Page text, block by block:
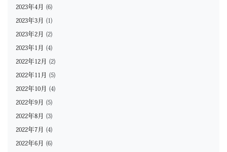
2023年4月 (6)
2023年3月 (1)
2023年2月 (2)
2023年1月 (4)
2022年12月 (2)
2022年11月 (5)
2022年10月 (4)
2022年9月 (5)
2022年8月 (3)
2022年7月 (4)
2022年6月 (6)